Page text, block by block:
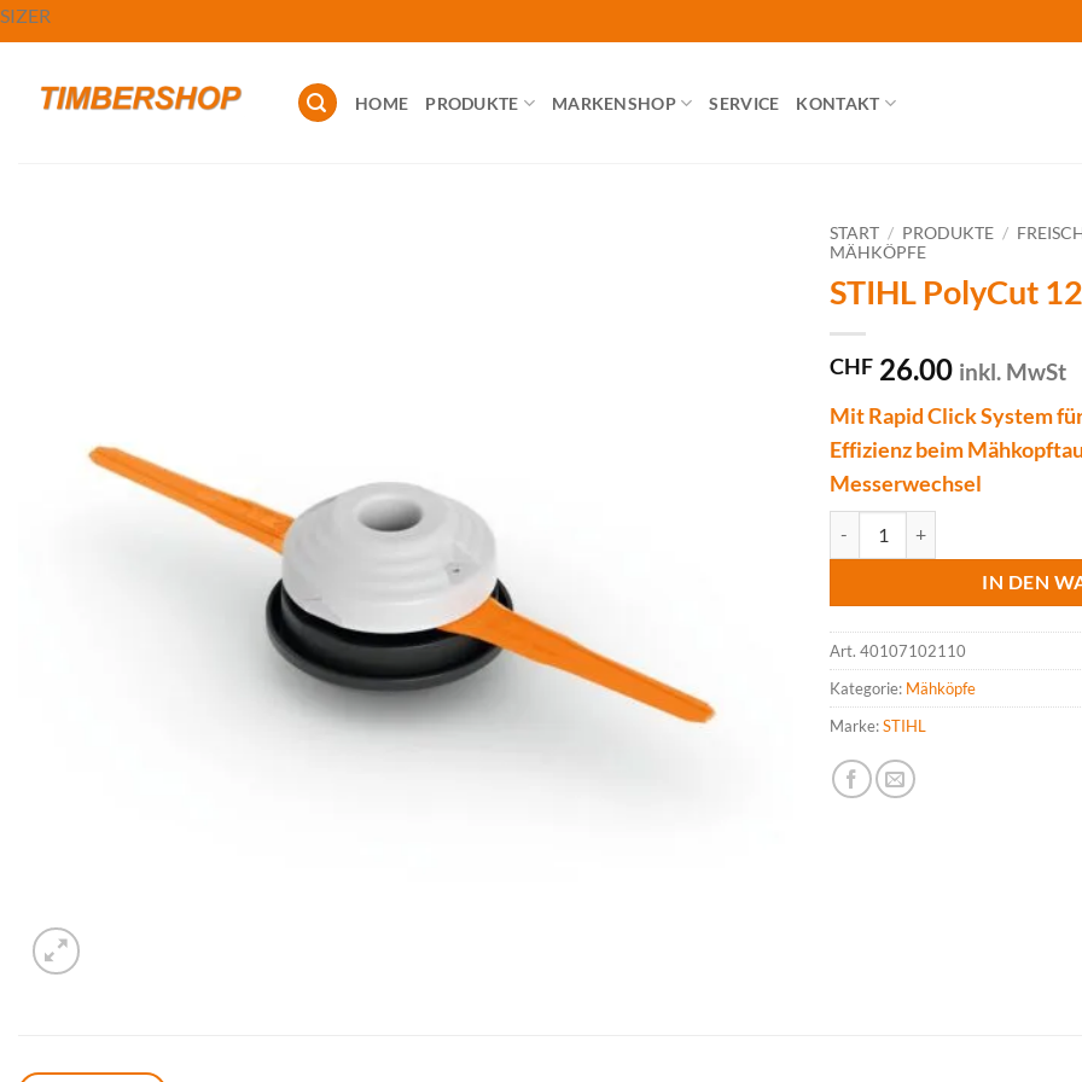
Zum
Inhalt
HOME PRODUKTE MARKENSHOP SERVICE KONTAKT
START / PRODUKTE /
MÄHKÖPFE
STIHL PolyCut
CHF 26.00 inkl. MwSt
Mit Rapid Click System
Effizienz beim
Messerwechsel
IN DEN
Art. 40107102110
Kategorie: Mähköpfe
Marke:STIHL
SIZER